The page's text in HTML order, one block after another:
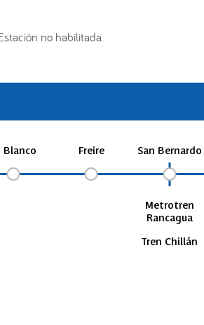
no habilitada
Blanco Freire San Bernardo
Metrotren
Rancagua
Tren Chillán